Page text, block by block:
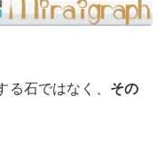
石ではなく、 その